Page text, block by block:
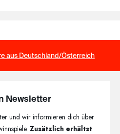
aus Deutschland/Österreich
Newsletter
und wir informieren dich über
Zusätzlich erhältst